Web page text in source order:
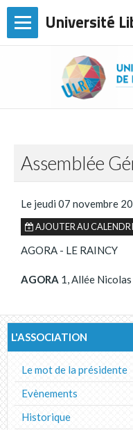
Page d'accueil
L'association
Sorties
Voyages
Les cours de langues
Contact
Album photos
Assemblée
Le jeudi 07 novembre
AJOUTER AU
AGORA - LE RAINCY
AGORA 1, Allée
L'ASSOCIATION
Le mot de la présidente
Evènements
Historique